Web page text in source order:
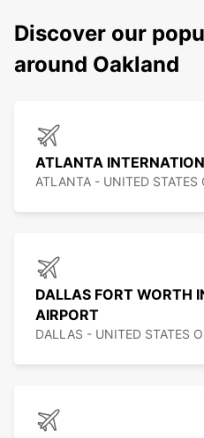
Discover our
around Oakland
ATLANTA
ATLANTA - UNITED STATES
DALLAS FORT WORTH
AIRPORT
DALLAS - UNITED STATES